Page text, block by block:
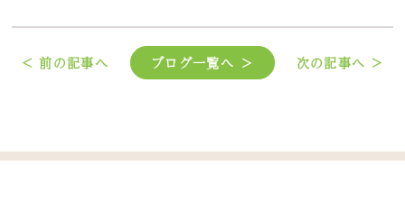
< 前の記事へ ブログ一覧へ ＞ 次の記事へ >